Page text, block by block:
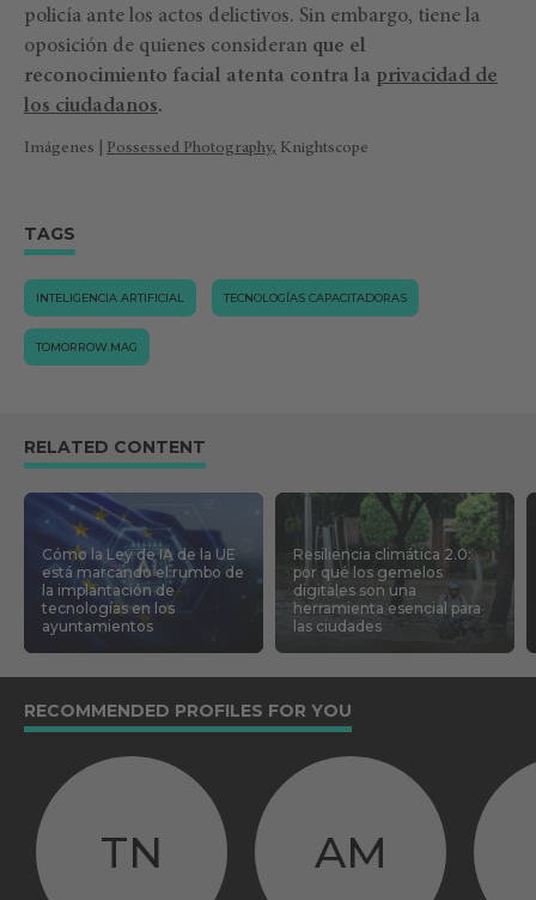
policía ante los actos delictivos. Sin embargo, tiene la
oposición de quienes consideran que el
reconocimiento facial atenta contra la privacidad de
los ciudadanos.
Imágenes | Possessed Photography, Knightscope
TAGS
INTELIGENCIA ARTIFICIAL TECNOLOGÍAS CAPACITADORAS
TOMORROW.MAG
RELATED CONTENT
Cómo la Ley de IA de la UE
está marcando el rumbo de
la implantación de
tecnologías en los
ayuntamientos
Resiliencia climática 2.0:
por qué los gemelos
digitales son una
herramienta esencial para
las ciudades
RECOMMENDED PROFILES FOR YOU
TN AM